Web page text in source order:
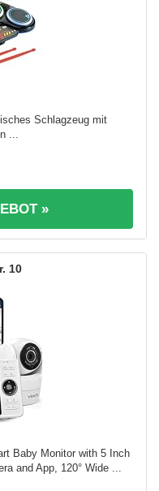
Schlagzeug mit
...
»
10
Baby Monitor with 5 Inch
and App, 120° Wide ...